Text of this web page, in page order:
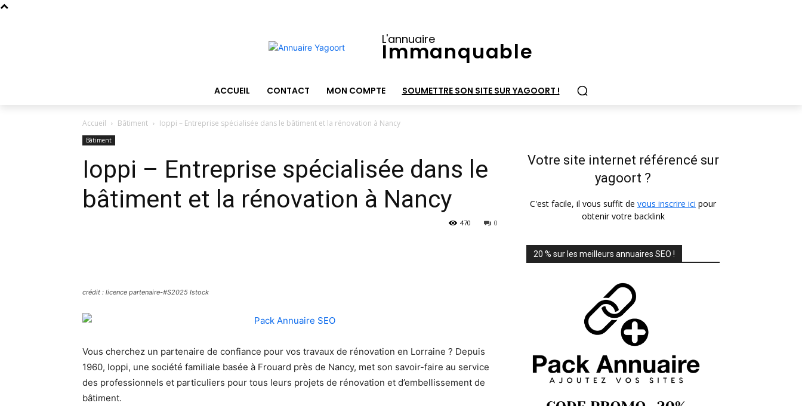
L'annuaire
Immanquable
ACCUEIL CONTACT MON COMPTE SOUMETTRE SON SITE SUR YAGOORT !
Accueil Bâtiment Ioppi – Entreprise spécialisée dans le bâtiment et la rénovation à Nancy
Bâtiment
Ioppi – Entreprise spécialisée dans le
bâtiment et la rénovation à Nancy
0
470
crédit : licence partenaire-#S2025 Istock
Vous cherchez un partenaire de confiance pour vos travaux de rénovation en Lorraine ? Depuis
1960, Ioppi, une société familiale basée à Frouard près de Nancy, met son savoir-faire au service
des professionnels et particuliers pour tous leurs projets de rénovation et d’embellissement de
bâtiment.
Votre site internet référencé sur
yagoort ?
C'est facile, il vous suffit de vous inscrire ici pour
obtenir votre backlink
20 % sur les meilleurs annuaires SEO !